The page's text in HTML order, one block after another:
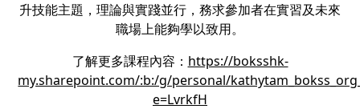
升技能主題，理論與實踐並行，務求參加者在實習及未來
職場上能夠學以致用。
了解更多課程內容： https://boksshk-
my.sharepoint.com/:b:/g/personal/
e=LvrkfH